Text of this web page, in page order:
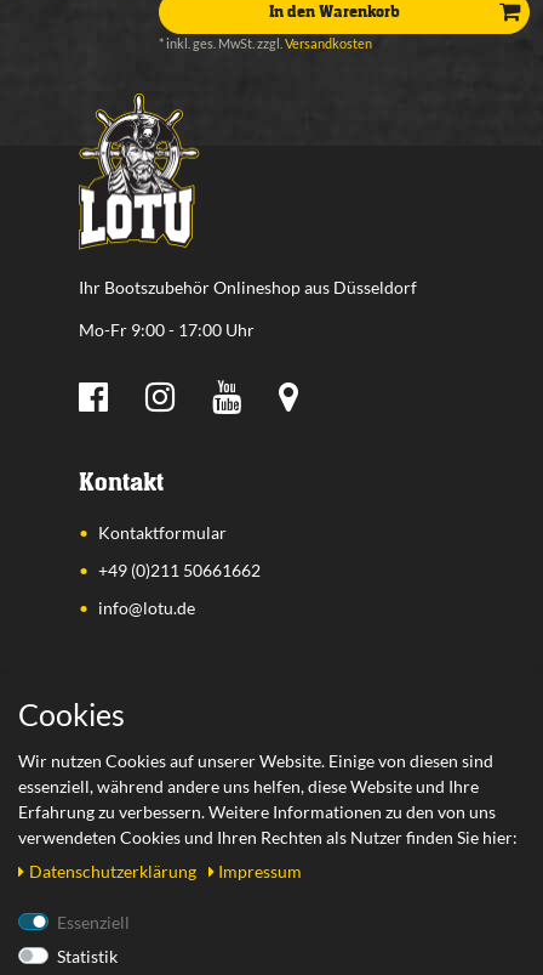
In den Warenkorb
* inkl. ges. MwSt. zzgl.Versandkosten
Ihr Bootszubehör Onlineshop aus Düsseldorf
Mo-Fr 9:00 - 17:00 Uhr
Kontakt
Kontaktformular
+49 (0)211 50661662
info@lotu.de
Wichtige Links
Versand
Retoure
Rechtliches
AGB
Cookies
Wir nutzen Cookies auf unserer Website. Einige von diesen sind
essenziell, während andere uns helfen, diese Website und Ihre
Erfahrung zu verbessern. Weitere Informationen zu den von uns
verwendeten Cookies und Ihren Rechten als Nutzer finden Sie hier:
Daten­schutz­erklärung
Impressum
Essenziell
Statistik